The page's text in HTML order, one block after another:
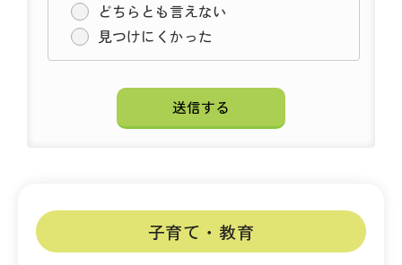
どちらとも言えない
見つけにくかった
子育て・教育